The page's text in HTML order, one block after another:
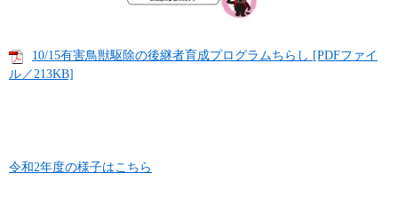
10/15有害鳥獣駆除の後継者育成プログラムちらし [PDFファイ
ル／213KB]
令和2年度の様子はこちら